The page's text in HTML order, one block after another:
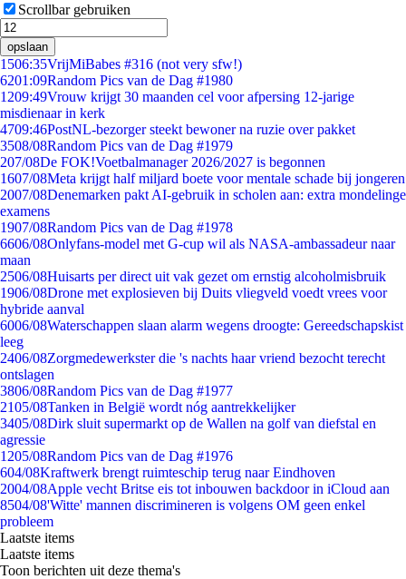
Scrollbar gebruiken
opslaan
1506:35VrijMiBabes #316 (not very sfw!)
6201:09Random Pics van de Dag #1980
1209:49Vrouw krijgt 30 maanden cel voor afpersing 12-jarige
misdienaar in kerk
4709:46PostNL-bezorger steekt bewoner na ruzie over pakket
3508/08Random Pics van de Dag #1979
207/08De FOK!Voetbalmanager 2026/2027 is begonnen
1607/08Meta krijgt half miljard boete voor mentale schade bij jongeren
2007/08Denemarken pakt AI-gebruik in scholen aan: extra mondelinge
examens
1907/08Random Pics van de Dag #1978
6606/08Onlyfans-model met G-cup wil als NASA-ambassadeur naar
maan
2506/08Huisarts per direct uit vak gezet om ernstig alcoholmisbruik
1906/08Drone met explosieven bij Duits vliegveld voedt vrees voor
hybride aanval
6006/08Waterschappen slaan alarm wegens droogte: Gereedschapskist
leeg
2406/08Zorgmedewerkster die 's nachts haar vriend bezocht terecht
ontslagen
3806/08Random Pics van de Dag #1977
2105/08Tanken in België wordt nóg aantrekkelijker
3405/08Dirk sluit supermarkt op de Wallen na golf van diefstal en
agressie
1205/08Random Pics van de Dag #1976
604/08Kraftwerk brengt ruimteschip terug naar Eindhoven
2004/08Apple vecht Britse eis tot inbouwen backdoor in iCloud aan
8504/08'Witte' mannen discrimineren is volgens OM geen enkel
probleem
Laatste items
Laatste items
Toon berichten uit deze thema's